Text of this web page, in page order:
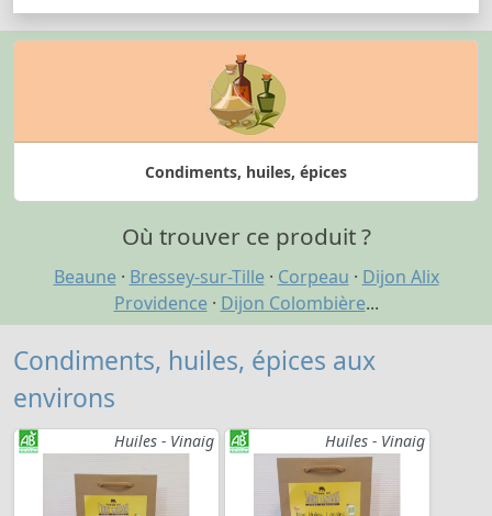
Condiments, huiles, épices
Où trouver ce produit ?
Beaune · Bressey-sur-Tille · Corpeau · Dijon Alix
Providence · Dijon Colombière...
Condiments, huiles, épices aux
environs
Huiles - Vinaig Huiles - Vinaig